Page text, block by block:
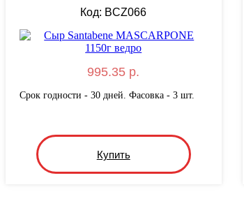
Код: BCZ066
995.35 р.
Срок годности - 30 дней. Фасовка - 3 шт.
Купить